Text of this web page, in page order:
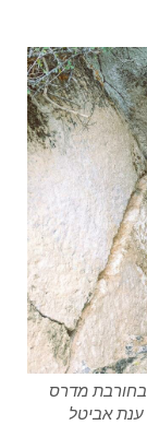
בחורבת מדרס
ענת אביטל